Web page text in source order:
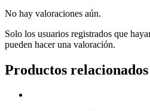
No hay valoraciones aún.
Solo los usuarios registrados que
pueden hacer una valoración.
Productos relacionados